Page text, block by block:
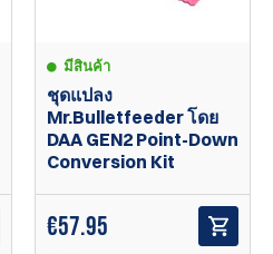
มีสินค้า
ชุดแปลง
Mr.Bulletfeeder โดย
DAA GEN2 Point-Down
Conversion Kit
€57.95